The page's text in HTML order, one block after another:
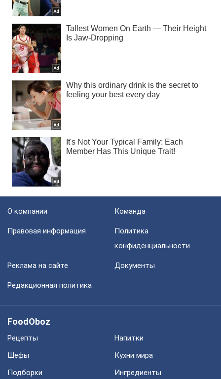
О компании Команда
Правовая информация
Политика
конфиденциальности
Реклама на сайте Документы
Редакционная политика
FoodOboz
Рецепты
Напитки
Шефы
Кухни мира
Подборки
Ингредиенты